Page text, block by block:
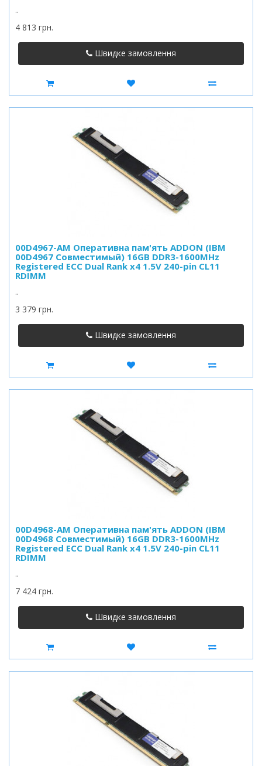
..
4 813 грн.
Швидке замовлення
00D4967-AM Оперативна пам'ять ADDON (IBM
00D4967 Совместимый) 16GB DDR3-1600MHz
Registered ECC Dual Rank x4 1.5V 240-pin CL11
RDIMM
..
3 379 грн.
Швидке замовлення
00D4968-AM Оперативна пам'ять ADDON (IBM
00D4968 Совместимый) 16GB DDR3-1600MHz
Registered ECC Dual Rank x4 1.5V 240-pin CL11
RDIMM
..
7 424 грн.
Швидке замовлення